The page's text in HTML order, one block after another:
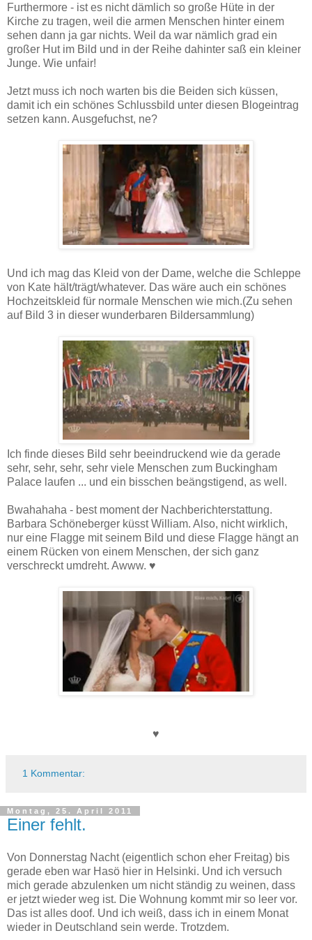
Furthermore - ist es nicht dämlich so große Hüte in der
Kirche zu tragen, weil die armen Menschen hinter einem
sehen dann ja gar nichts. Weil da war nämlich grad ein
großer Hut im Bild und in der Reihe dahinter saß ein kleiner
Junge. Wie unfair!
Jetzt muss ich noch warten bis die Beiden sich küssen,
damit ich ein schönes Schlussbild unter diesen Blogeintrag
setzen kann. Ausgefuchst, ne?
Und ich mag das Kleid von der Dame, welche die Schleppe
von Kate hält/trägt/whatever. Das wäre auch ein schönes
Hochzeitskleid für normale Menschen wie mich.(Zu sehen
auf Bild 3 in dieser wunderbaren Bildersammlung)
Ich finde dieses Bild sehr beeindruckend wie da gerade
sehr, sehr, sehr, sehr viele Menschen zum Buckingham
Palace laufen ... und ein bisschen beängstigend, as well.
Bwahahaha - best moment der Nachberichterstattung.
Barbara Schöneberger küsst William. Also, nicht wirklich,
nur eine Flagge mit seinem Bild und diese Flagge hängt an
einem Rücken von einem Menschen, der sich ganz
verschreckt umdreht. Awww. ♥
♥
1 Kommentar:
Montag, 25. April 2011
Einer fehlt.
Von Donnerstag Nacht (eigentlich schon eher Freitag) bis
gerade eben war Hasö hier in Helsinki. Und ich versuch
mich gerade abzulenken um nicht ständig zu weinen, dass
er jetzt wieder weg ist. Die Wohnung kommt mir so leer vor.
Das ist alles doof. Und ich weiß, dass ich in einem Monat
wieder in Deutschland sein werde. Trotzdem.